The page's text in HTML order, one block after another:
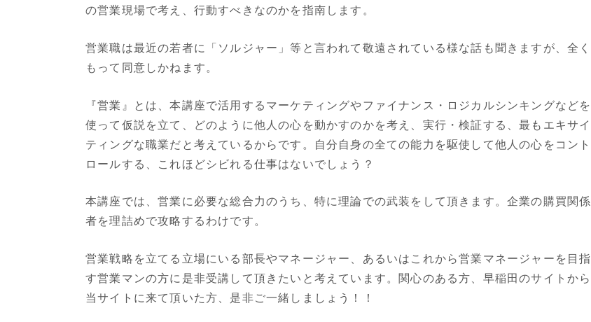
の営業現場で考え、行動すべきなのかを指南します。
営業職は最近の若者に「ソルジャー」等と言われて敬遠されている様な話も聞きますが、全く
もって同意しかねます。
『営業』とは、本講座で活用するマーケティングやファイナンス・ロジカルシンキングなどを
使って仮説を立て、どのように他人の心を動かすのかを考え、実行・検証する、最もエキサイ
ティングな職業だと考えているからです。自分自身の全ての能力を駆使して他人の心をコント
ロールする、これほどシビれる仕事はないでしょう？
本講座では、営業に必要な総合力のうち、特に理論での武装をして頂きます。企業の購買関係
者を理詰めで攻略するわけです。
営業戦略を立てる立場にいる部長やマネージャー、あるいはこれから営業マネージャーを目指
す営業マンの方に是非受講して頂きたいと考えています。関心のある方、早稲田のサイトから
当サイトに来て頂いた方、是非ご一緒しましょう！！